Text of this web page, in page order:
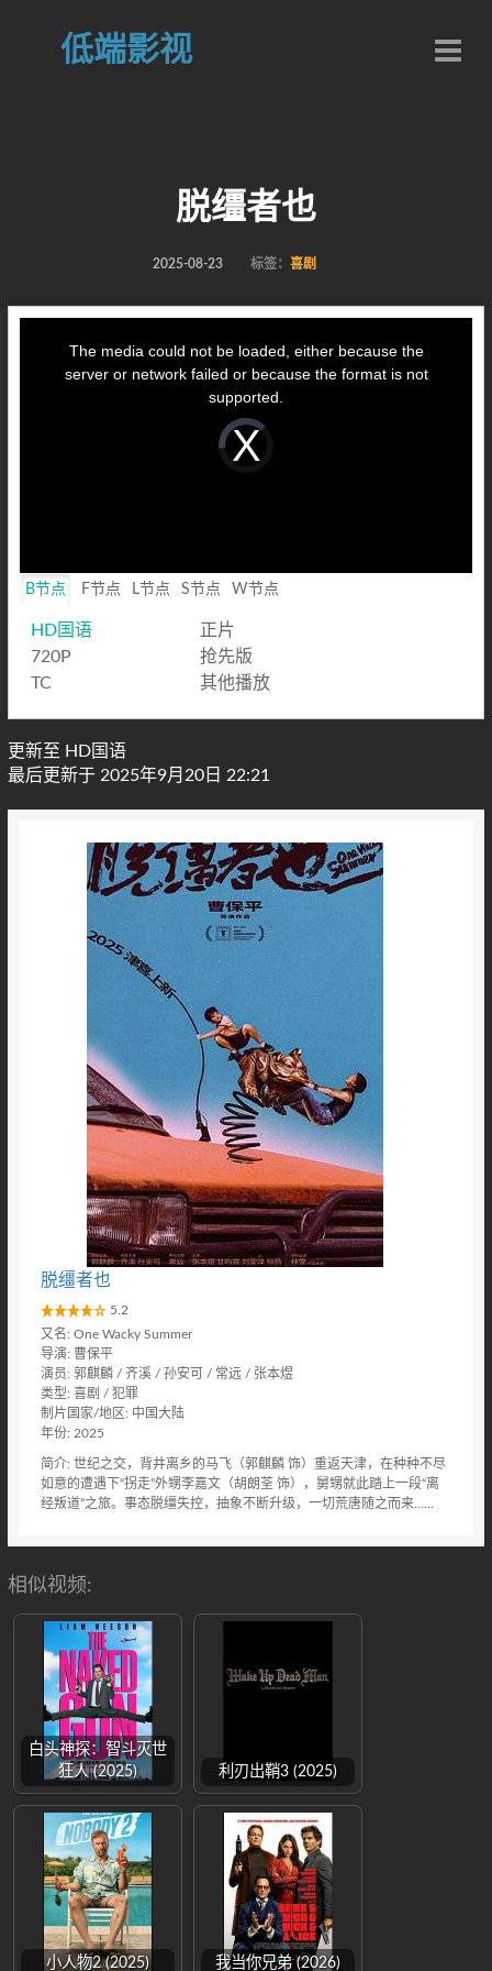
低端影视
脱缰者也
2025-08-23 标签： 喜剧
Video
Player
loading.
The media could not be loaded, either because the
server or network failed or because the format is not
supported.
B节点 F节点 L节点 S节点 W节点
HD国语
正片
720P
抢先版
TC
其他播放
更新至 HD国语
最后更新于 2025年9月20日 22:21
脱缰者也
5.2
又名: One Wacky Summer
导演: 曹保平
演员: 郭麒麟 / 齐溪 / 孙安可 / 常远 / 张本煜
类型: 喜剧 / 犯罪
制片国家/地区: 中国大陆
年份: 2025
简介: 世纪之交，背井离乡的马飞（郭麒麟 饰）重返天津，在种种不尽
如意的遭遇下“拐走”外甥李嘉文（胡朗荃 饰），舅甥就此踏上一段“离
经叛道”之旅。事态脱缰失控，抽象不断升级，一切荒唐随之而来……
相似视频:
白头神探：智斗灭世
狂人 (2025)
利刃出鞘3 (2025)
小人物2 (2025) 我当你兄弟 (2026)